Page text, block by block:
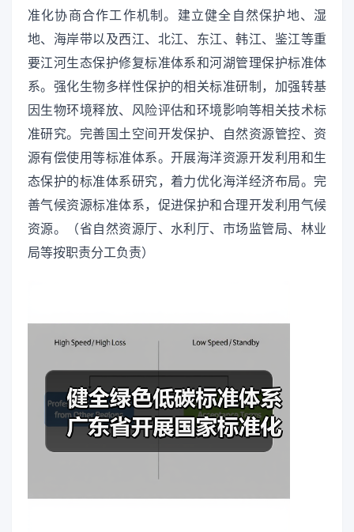
准化协商合作工作机制。建立健全自然保护地、湿
地、海岸带以及西江、北江、东江、韩江、鉴江等重
要江河生态保护修复标准体系和河湖管理保护标准体
系。强化生物多样性保护的相关标准研制，加强转基
因生物环境释放、风险评估和环境影响等相关技术标
准研究。完善国土空间开发保护、自然资源管控、资
源有偿使用等标准体系。开展海洋资源开发利用和生
态保护的标准体系研究，着力优化海洋经济布局。完
善气候资源标准体系，促进保护和合理开发利用气候
资源。（省自然资源厅、水利厅、市场监管局、林业
局等按职责分工负责）